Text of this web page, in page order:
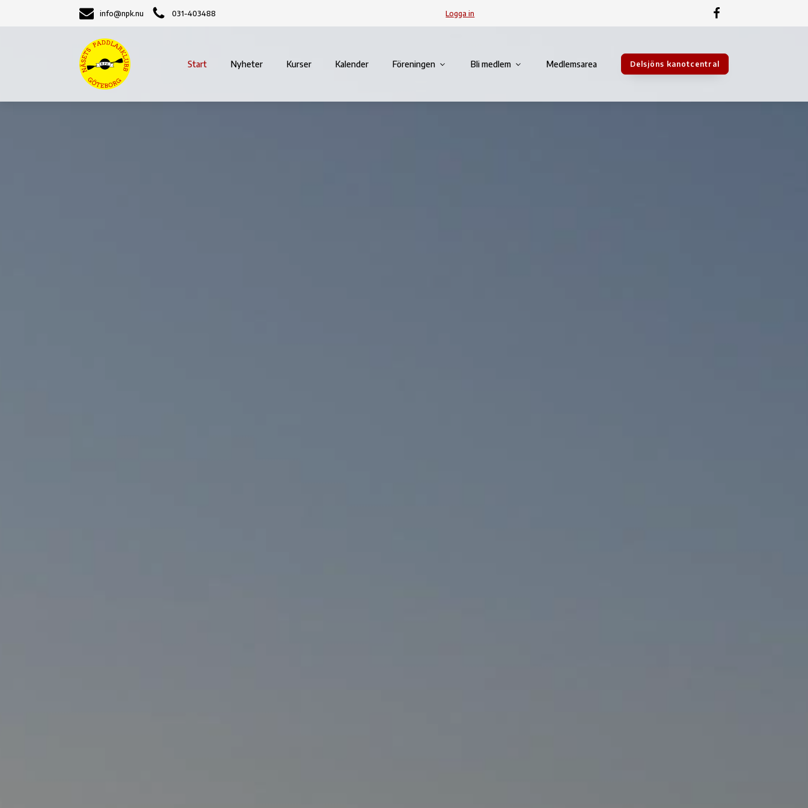
info@npk.nu 031-403488 Logga in
Start Nyheter Kurser Kalender Föreningen Bli medlem Medlemsarea Delsjöns kanotcentral